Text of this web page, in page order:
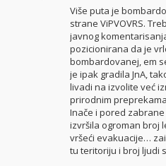
Više puta je
strane ViPVOVRS.
javnog
pozicionirana da je
bombardovanej, em
je ipak gradila JnA,
livadi na izvolite već
prirodnim
Inače i pored
izvršila ogroman broj
vršeći evakuacije…
tu teritoriju i broj ljudi